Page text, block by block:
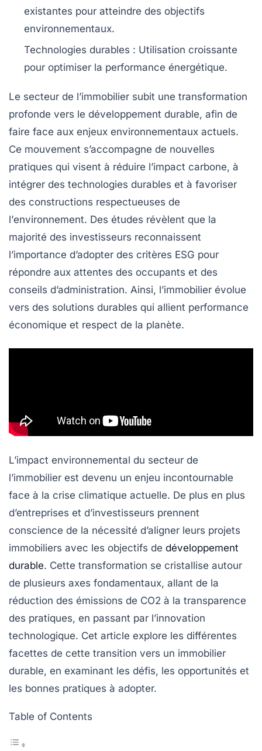
existantes pour atteindre des objectifs
environnementaux.
Technologies durables : Utilisation croissante
pour optimiser la performance énergétique.
Le secteur de l’immobilier subit une transformation
profonde vers le développement durable, afin de
faire face aux enjeux environnementaux actuels.
Ce mouvement s’accompagne de nouvelles
pratiques qui visent à réduire l’impact carbone, à
intégrer des technologies durables et à favoriser
des constructions respectueuses de
l’environnement. Des études révèlent que la
majorité des investisseurs reconnaissent
l’importance d’adopter des critères ESG pour
répondre aux attentes des occupants et des
conseils d’administration. Ainsi, l’immobilier évolue
vers des solutions durables qui allient performance
économique et respect de la planète.
L’impact environnemental du secteur de
l’immobilier est devenu un enjeu incontournable
face à la crise climatique actuelle. De plus en plus
d’entreprises et d’investisseurs prennent
conscience de la nécessité d’aligner leurs projets
immobiliers avec les objectifs de développement
durable. Cette transformation se cristallise autour
de plusieurs axes fondamentaux, allant de la
réduction des émissions de CO2 à la transparence
des pratiques, en passant par l’innovation
technologique. Cet article explore les différentes
facettes de cette transition vers un immobilier
durable, en examinant les défis, les opportunités et
les bonnes pratiques à adopter.
Table of Contents